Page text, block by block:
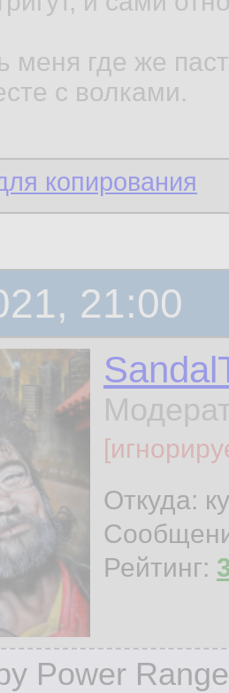
меня где же
с волками.
копирования
21:00
Откуда:
Рейтинг:
Power